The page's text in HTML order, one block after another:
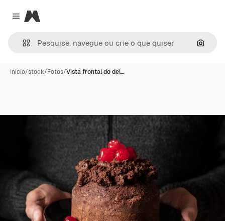
Close menu
Magnific
Início/stock/Fotos/Vista frontal do del…